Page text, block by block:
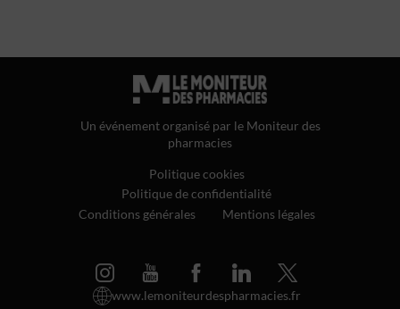
Un événement organisé par le Moniteur des
pharmacies
Politique cookies
Politique de confidentialité
Conditions générales
Mentions légales
www.lemoniteurdespharmacies.fr